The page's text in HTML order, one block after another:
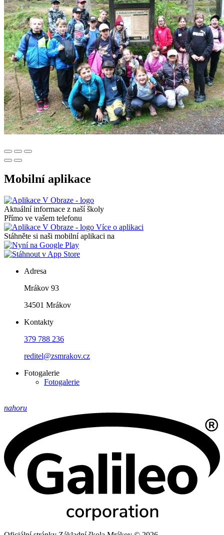
Mobilní aplikace
Aktuální informace z naší školy
Přímo ve vašem telefonu
Více o aplikaci
Stáhněte si naši mobilní aplikaci na
Adresa
Mrákov 93
34501 Mrákov
Kontakty
379 788 236
reditel@zsmrakov.cz
Fotogalerie
Fotogalerie
nahoru